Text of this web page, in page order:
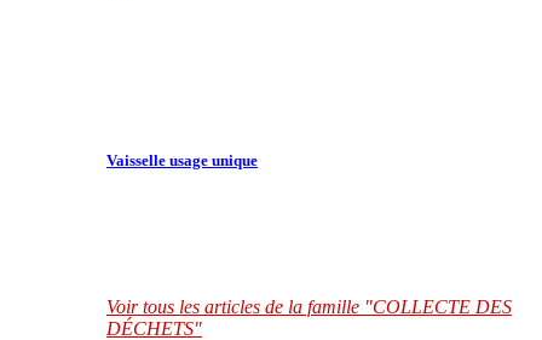
Vaisselle usage unique
Voir tous les articles de la famille "COLLECTE DES
DÉCHETS"